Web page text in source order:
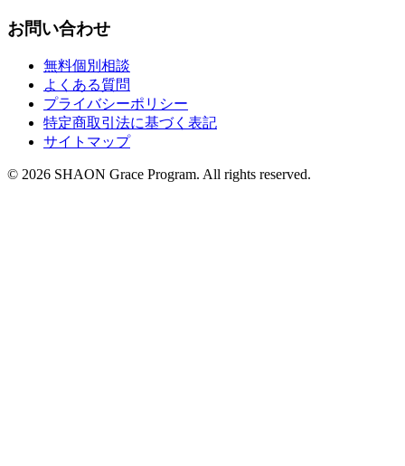
お問い合わせ
無料個別相談
よくある質問
プライバシーポリシー
特定商取引法に基づく表記
サイトマップ
© 2026 SHAON Grace Program. All rights reserved.